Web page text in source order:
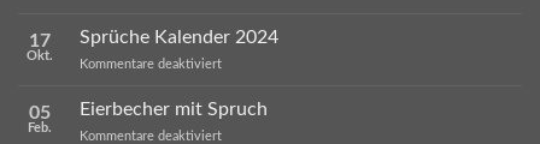
Mitarbeiter
17
Okt.
Sprüche Kalender 2024
Kommentare deaktiviertfür
2024
05
Feb.
Eierbecher mit Spruch
Kommentare deaktiviertfür